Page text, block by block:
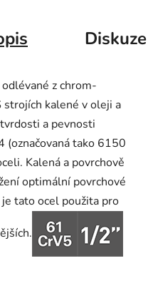
Diskuze
z chrom-
strojích kalené v oleji a
a pevnosti
tako 6150
Kalená a povrchově
optimální povrchové
tato ocel použita pro